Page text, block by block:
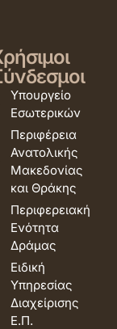
Υπουργείο
Εσωτερικών
Περιφέρεια
Ανατολικής
Μακεδονίας
και Θράκης
Περιφερειακή
Ενότητα
Δράμας
Ειδική
Υπηρεσίας
Διαχείρισης
Ε.Π.